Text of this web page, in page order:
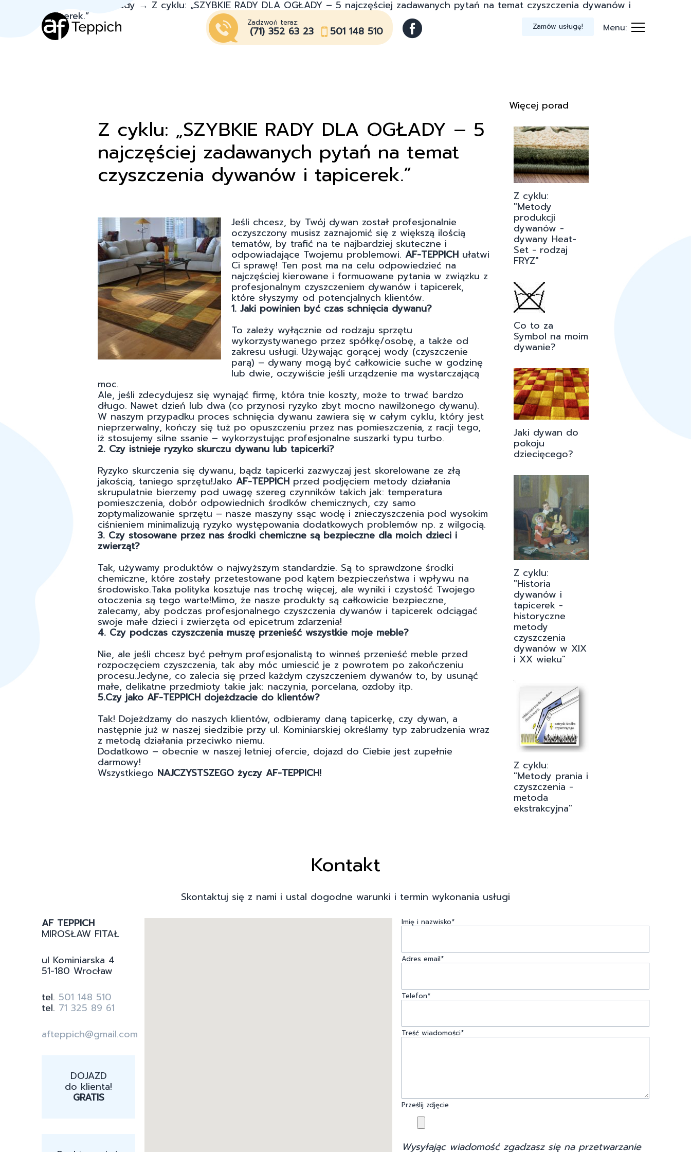
Zadzwoń teraz:
(71) 352 63 23 501 148 510 Zamów usługę! Menu:
Porady → Z cyklu: „SZYBKIE RADY DLA OGŁADY – 5 najczęściej zadawanych pytań na temat czyszczenia dywanów i
tapicerek.”
Z cyklu: „SZYBKIE RADY DLA OGŁADY – 5
najczęściej zadawanych pytań na temat
czyszczenia dywanów i tapicerek.”
Jeśli chcesz, by Twój dywan został profesjonalnie
oczyszczony musisz zaznajomić się z większą ilością
tematów, by trafić na te najbardziej skuteczne i
odpowiadające Twojemu problemowi. AF-TEPPICH ułatwi
Ci sprawę! Ten post ma na celu odpowiedzieć na
najczęściej kierowane i formuowane pytania w związku z
profesjonalnym czyszczeniem dywanów i tapicerek,
które słyszymy od potencjalnych klientów.
1. Jaki powinien być czas schnięcia dywanu?
To zależy wyłącznie od rodzaju sprzętu
wykorzystywanego przez spółkę/osobę, a także od
zakresu usługi. Używając gorącej wody (czyszczenie
parą) – dywany mogą być całkowicie suche w godzinę
lub dwie, oczywiście jeśli urządzenie ma wystarczającą
moc.
Ale, jeśli zdecydujesz się wynająć firmę, która tnie koszty, może to trwać bardzo
długo. Nawet dzień lub dwa (co przynosi ryzyko zbyt mocno nawilżonego dywanu).
W naszym przypadku proces schnięcia dywanu zawiera się w całym cyklu, który jest
nieprzerwalny, kończy się tuż po opuszczeniu przez nas pomieszczenia, z racji tego,
iż stosujemy silne ssanie – wykorzystując profesjonalne suszarki typu turbo.
2. Czy istnieje ryzyko skurczu dywanu lub tapicerki?
Ryzyko skurczenia się dywanu, bądz tapicerki zazwyczaj jest skorelowane ze złą
jakością, taniego sprzętu!Jako AF-TEPPICH przed podjęciem metody działania
skrupulatnie bierzemy pod uwagę szereg czynników takich jak: temperatura
pomieszczenia, dobór odpowiednich środków chemicznych, czy samo
zoptymalizowanie sprzętu – nasze maszyny ssąc wodę i znieczyszczenia pod wysokim
ciśnieniem minimalizują ryzyko występowania dodatkowych problemów np. z wilgocią.
3. Czy stosowane przez nas środki chemiczne są bezpieczne dla moich dzieci i
zwierząt?
Tak, używamy produktów o najwyższym standardzie. Są to sprawdzone środki
chemiczne, które zostały przetestowane pod kątem bezpieczeństwa i wpływu na
środowisko.Taka polityka kosztuje nas trochę więcej, ale wyniki i czystość Twojego
otoczenia są tego warte!Mimo, że nasze produkty są całkowicie bezpieczne,
zalecamy, aby podczas profesjonalnego czyszczenia dywanów i tapicerek odciągać
swoje małe dzieci i zwierzęta od epicetrum zdarzenia!
4. Czy podczas czyszczenia muszę przenieść wszystkie moje meble?
Nie, ale jeśli chcesz być pełnym profesjonalistą to winneś przenieść meble przed
rozpoczęciem czyszczenia, tak aby móc umiescić je z powrotem po zakończeniu
procesu.Jedyne, co zalecia się przed każdym czyszczeniem dywanów to, by usunąć
małe, delikatne przedmioty takie jak: naczynia, porcelana, ozdoby itp.
5.Czy jako AF-TEPPICH dojeżdzacie do klientów?
Tak! Dojeżdzamy do naszych klientów, odbieramy daną tapicerkę, czy dywan, a
następnie już w naszej siedzibie przy ul. Kominiarskiej określamy typ zabrudzenia wraz
z metodą działania przeciwko niemu.
Dodatkowo – obecnie w naszej letniej ofercie, dojazd do Ciebie jest zupełnie
darmowy!
Wszystkiego NAJCZYSTSZEGO życzy AF-TEPPICH!
Więcej porad
Z cyklu:
"Metody
produkcji
dywanów -
dywany Heat-
Set - rodzaj
FRYZ"
Co to za
Symbol na moim
dywanie?
Jaki dywan do
pokoju
dziecięcego?
Z cyklu:
"Historia
dywanów i
tapicerek -
historyczne
metody
czyszczenia
dywanów w XIX
i XX wieku"
Z cyklu:
"Metody prania i
czyszczenia -
metoda
ekstrakcyjna"
Kontakt
Skontaktuj się z nami i ustal dogodne warunki i termin wykonania usługi
AF TEPPICH
MIROSŁAW FITAŁ
ul Kominiarska 4
51-180 Wrocław
tel. 501 148 510
tel. 71 325 89 61
afteppich@gmail.com
DOJAZD
do klienta!
GRATIS
Imię i nazwisko*
Adres email*
Telefon*
Treść wiadomości*
Prześlij zdjęcie
Wysyłając wiadomość zgadzasz się na przetwarzanie